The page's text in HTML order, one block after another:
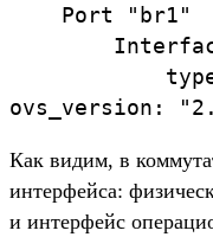
    Port "br1"
ovs_version:
Как видим, в
интерфейса:
и интерфейс